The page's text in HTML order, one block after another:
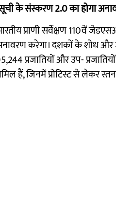
के संस्करण 2.0 का होगा
प्राणी सर्वेक्षण 110वें
करेगा। दशकों के शोध और
प्रजातियों और उप-
हैं, जिनमें प्रोटिस्ट से लेकर